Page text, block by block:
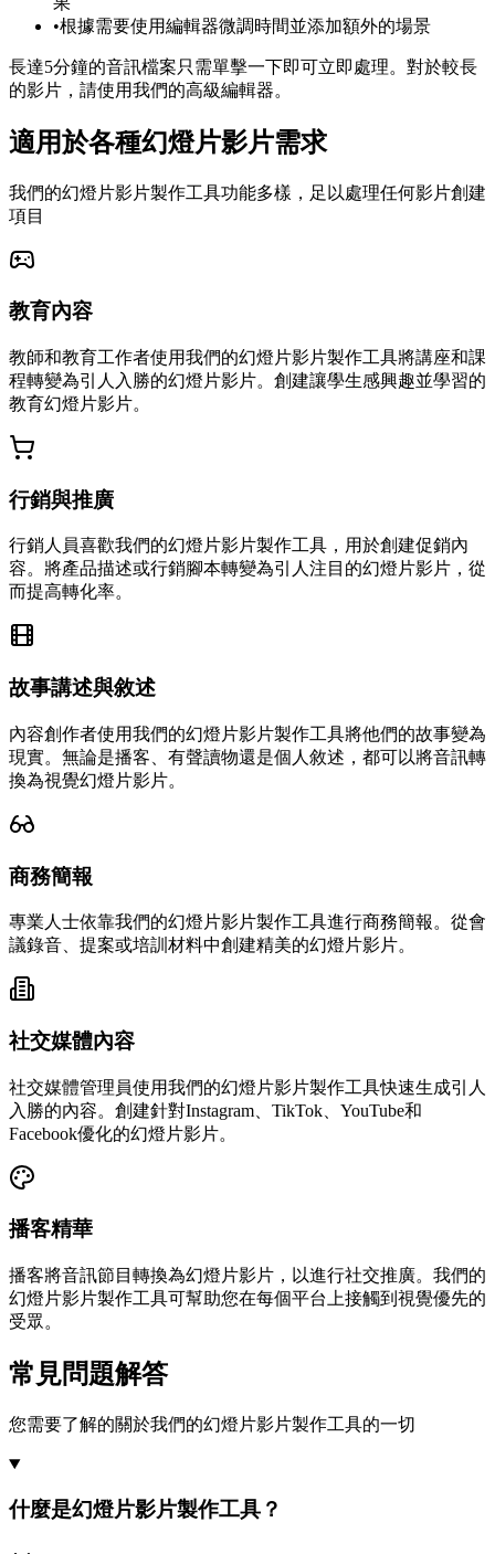
•根據需要使用編輯器微調時間並添加額外的場景
長達5分鐘的音訊檔案只需單擊一下即可立即處理。對於較長
的影片，請使用我們的高級編輯器。
適用於各種幻燈片影片需求
我們的幻燈片影片製作工具功能多樣，足以處理任何影片創建
項目
教育內容
教師和教育工作者使用我們的幻燈片影片製作工具將講座和課
程轉變為引人入勝的幻燈片影片。創建讓學生感興趣並學習的
教育幻燈片影片。
行銷與推廣
行銷人員喜歡我們的幻燈片影片製作工具，用於創建促銷內
容。將產品描述或行銷腳本轉變為引人注目的幻燈片影片，從
而提高轉化率。
故事講述與敘述
內容創作者使用我們的幻燈片影片製作工具將他們的故事變為
現實。無論是播客、有聲讀物還是個人敘述，都可以將音訊轉
換為視覺幻燈片影片。
商務簡報
專業人士依靠我們的幻燈片影片製作工具進行商務簡報。從會
議錄音、提案或培訓材料中創建精美的幻燈片影片。
社交媒體內容
社交媒體管理員使用我們的幻燈片影片製作工具快速生成引人
入勝的內容。創建針對Instagram、TikTok、YouTube和
Facebook優化的幻燈片影片。
播客精華
播客將音訊節目轉換為幻燈片影片，以進行社交推廣。我們的
幻燈片影片製作工具可幫助您在每個平台上接觸到視覺優先的
受眾。
常見問題解答
您需要了解的關於我們的幻燈片影片製作工具的一切
什麼是幻燈片影片製作工具？